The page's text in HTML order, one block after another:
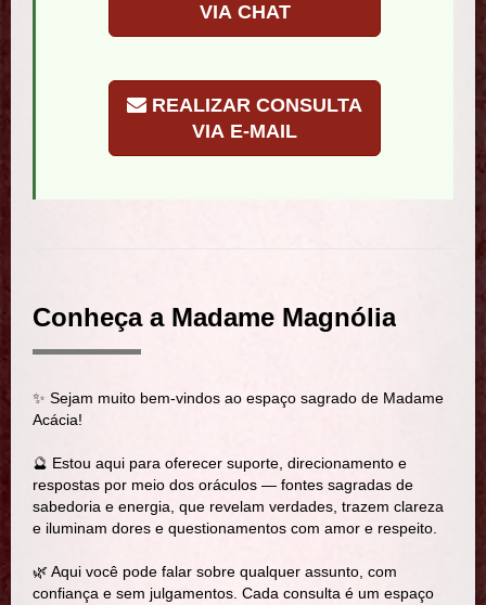
VIA CHAT
REALIZAR CONSULTA
VIA E-MAIL
Conheça a Madame Magnólia
✨ Sejam muito bem-vindos ao espaço sagrado de Madame
Acácia!
🔮 Estou aqui para oferecer suporte, direcionamento e
respostas por meio dos oráculos — fontes sagradas de
sabedoria e energia, que revelam verdades, trazem clareza
e iluminam dores e questionamentos com amor e respeito.
🌿 Aqui você pode falar sobre qualquer assunto, com
confiança e sem julgamentos. Cada consulta é um espaço